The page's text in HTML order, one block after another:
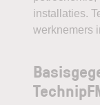
installaties.
werknemers